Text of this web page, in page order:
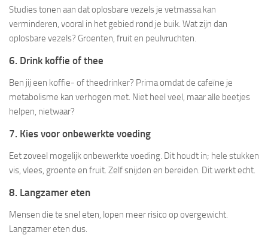
Studies tonen aan dat oplosbare vezels je vetmassa kan
verminderen, vooral in het gebied rond je buik. Wat zijn dan
oplosbare vezels? Groenten, fruit en peulvruchten.
6. Drink koffie of thee
Ben jij een koffie- of theedrinker? Prima omdat de cafeïne je
metabolisme kan verhogen met. Niet heel veel, maar alle beetjes
helpen, nietwaar?
7. Kies voor onbewerkte voeding
Eet zoveel mogelijk onbewerkte voeding. Dit houdt in; hele stukken
vis, vlees, groente en fruit. Zelf snijden en bereiden. Dit werkt echt.
8. Langzamer eten
Mensen die te snel eten, lopen meer risico op overgewicht.
Langzamer eten dus.